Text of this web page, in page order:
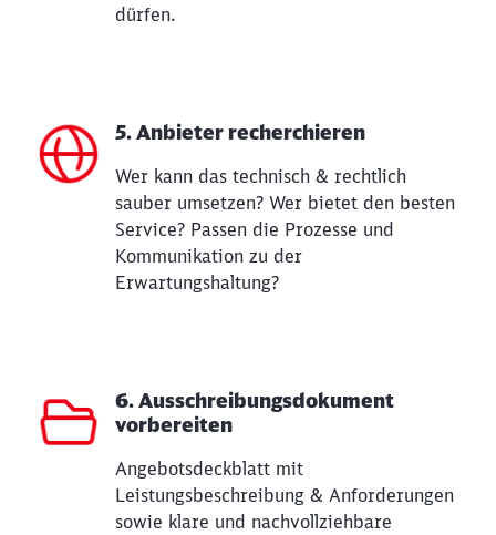
dürfen.
5. Anbieter recherchieren
Wer kann das technisch & rechtlich
sauber umsetzen? Wer bietet den besten
Service? Passen die Prozesse und
Kommunikation zu der
Erwartungshaltung?
6. Ausschreibungsdokument
vorbereiten
Angebotsdeckblatt mit
Leistungsbeschreibung & Anforderungen
sowie klare und nachvollziehbare